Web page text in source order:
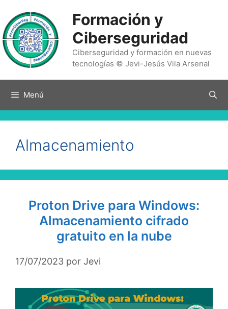
contenido
Formación y
Ciberseguridad
Ciberseguridad y formación en nuevas
tecnologías © Jevi-Jesús Vila Arsenal
Menú
Almacenamiento
Proton Drive para Windows:
Almacenamiento cifrado
gratuito en la nube
17/07/2023 por Jevi